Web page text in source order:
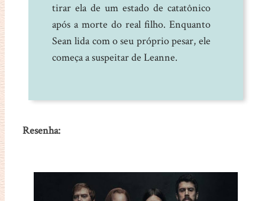
tirar ela de um estado de catatônico
após a morte do real filho. Enquanto
Sean lida com o seu próprio pesar, ele
começa a suspeitar de Leanne.
Resenha: